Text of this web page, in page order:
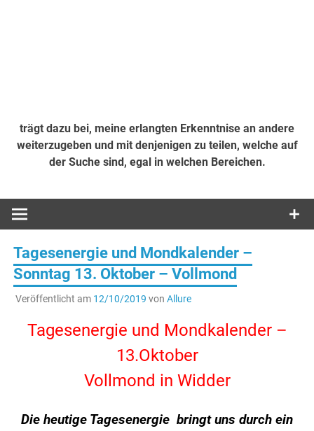
trägt dazu bei, meine erlangten Erkenntnise an andere
weiterzugeben und mit denjenigen zu teilen, welche auf
der Suche sind, egal in welchen Bereichen.
Tagesenergie und Mondkalender –
Sonntag 13. Oktober – Vollmond
Veröffentlicht am 12/10/2019 von Allure
Tagesenergie und Mondkalender –
13.Oktober
Vollmond in Widder
Die heutige Tagesenergie bringt uns durch ein